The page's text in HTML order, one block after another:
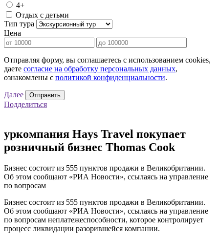
4+
Отдых с детьми
Тип тура
Цена
Отправляя форму, вы соглашаетесь с использованием cookies,
даете согласие на обработку персональных данных,
ознакомлены с политикой конфиденциальности.
Далее Отправить
Подделиться
уркомпания Hays Travel покупает
розничный бизнес Thomas Cook
Бизнес состоит из 555 пунктов продажи в Великобритании.
Об этом сообщают «РИА Новости», ссылаясь на управление
по вопросам
Бизнес состоит из 555 пунктов продажи в Великобритании.
Об этом сообщают «РИА Новости», ссылаясь на управление
по вопросам неплатежеспособности, которое контролирует
процесс ликвидации разорившейся компании.